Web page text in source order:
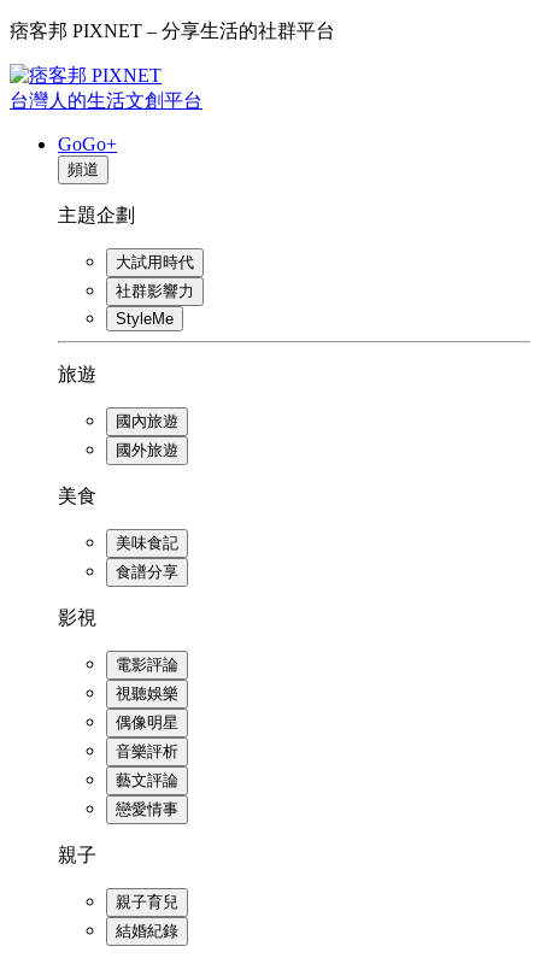
痞客邦 PIXNET – 分享生活的社群平台
台灣人的生活文創平台
GoGo+
頻道
主題企劃
大試用時代
社群影響力
StyleMe
旅遊
國內旅遊
國外旅遊
美食
美味食記
食譜分享
影視
電影評論
視聽娛樂
偶像明星
音樂評析
藝文評論
戀愛情事
親子
親子育兒
結婚紀錄